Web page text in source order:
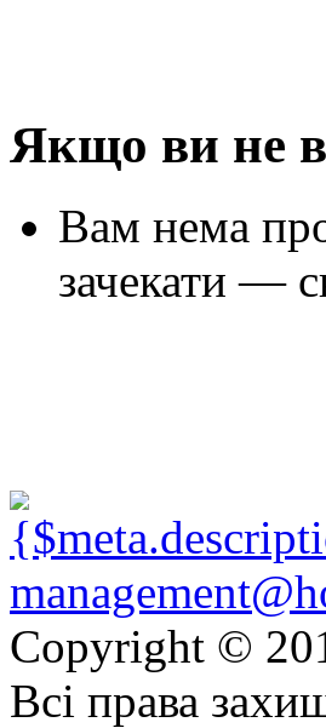
Якщо ви не
Вам нема
зачекати —
Copyright ©
Всі права